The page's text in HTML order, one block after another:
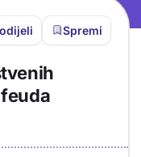
Spremi